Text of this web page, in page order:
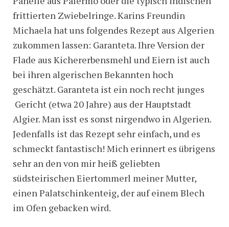
frittierten Zwiebelringe. Karins Freundin
Michaela hat uns folgendes Rezept aus Algerien
zukommen lassen: Garanteta. Ihre Version der
Flade aus Kichererbensmehl und Eiern ist auch
bei ihren algerischen Bekannten hoch
geschätzt. Garanteta ist ein noch recht junges
Gericht (etwa 20 Jahre) aus der Hauptstadt
Algier. Man isst es sonst nirgendwo in Algerien.
Jedenfalls ist das Rezept sehr einfach, und es
schmeckt fantastisch! Mich erinnert es übrigens
sehr an den von mir heiß geliebten
südsteirischen Eiertommerl meiner Mutter,
einen Palatschinkenteig, der auf einem Blech
im Ofen gebacken wird.